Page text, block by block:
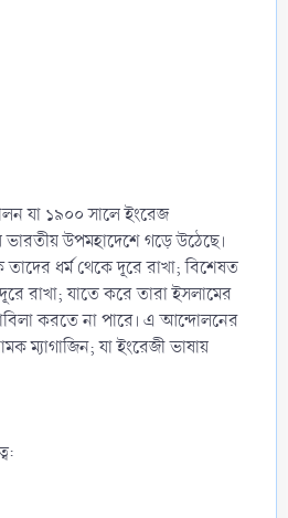
যা ১৯০০ সালে ইংরেজ
উপমহাদেশে গড়ে উঠেছে।
ধর্ম থেকে দূরে রাখা; বিশেষত
রাখা; যাতে করে তারা ইসলামের
করতে না পারে। এ আন্দোলনের
ম্যাগাজিন; যা ইংরেজী ভাষায়